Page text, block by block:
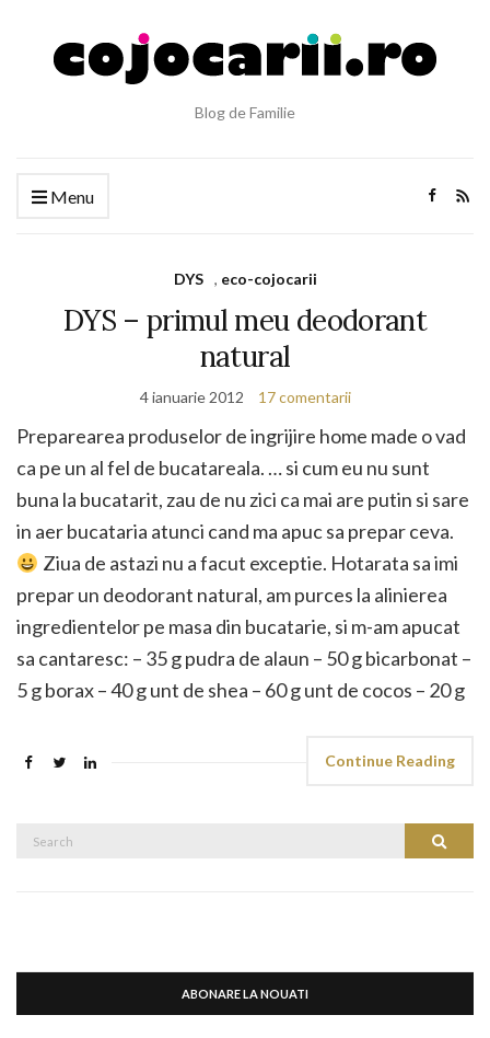
Blog de Familie
Menu
DYS , eco-cojocarii
DYS – primul meu deodorant
natural
4 ianuarie 2012 17 comentarii
Preparearea produselor de ingrijire home made o vad
ca pe un al fel de bucatareala. … si cum eu nu sunt
buna la bucatarit, zau de nu zici ca mai are putin si sare
in aer bucataria atunci cand ma apuc sa prepar ceva.
Ziua de astazi nu a facut exceptie. Hotarata sa imi
prepar un deodorant natural, am purces la alinierea
ingredientelor pe masa din bucatarie, si m-am apucat
sa cantaresc: – 35 g pudra de alaun – 50 g bicarbonat –
5 g borax – 40 g unt de shea – 60 g unt de cocos – 20 g
Continue Reading
Search
ABONARE LA NOUATI